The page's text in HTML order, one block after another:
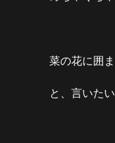
菜の花に囲
と、言いた